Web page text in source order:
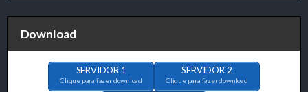
Download
SERVIDOR 1
Clique para fazer download
SERVIDOR 2
Clique para fazer download